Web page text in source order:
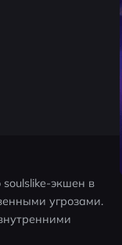
экшен в
угрозами.